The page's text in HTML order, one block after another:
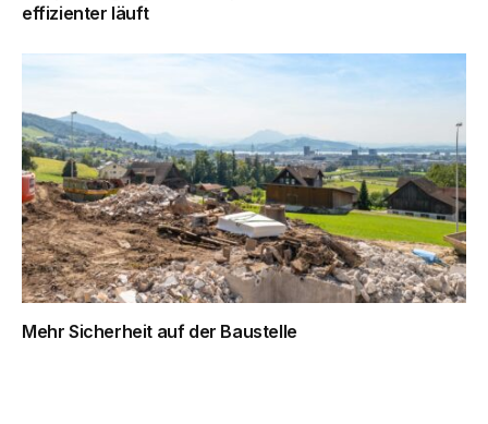
effizienter läuft
Mehr Sicherheit auf der Baustelle